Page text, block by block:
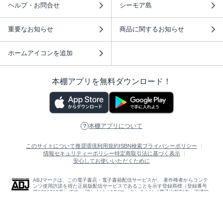
ヘルプ・お問合せ シーモア島
重要なお知らせ 商品に関するお知らせ
ホームアイコンを追加
本棚アプリを無料ダウンロード！
本棚アプリについて
このサイトについて推奨環境利用規約 ISBN検索プライバシーポリシー
情報セキュリティーポリシー特定商取引法に基づく表示
安心してお使いいただくために
ABJマークは、この電子書店・電子書籍配信サービスが、 著作権者からコンテ
ンツ使用許諾を得た正規版配信サービスであることを示す登録商標（登録番号
第6091713号）です。 詳しくは［ABJマーク］または［電子出版制作・流通協